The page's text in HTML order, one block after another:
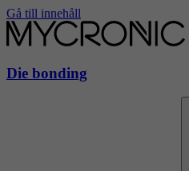
Gå till innehåll
Die bonding